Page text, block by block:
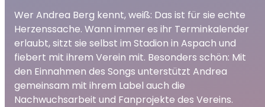
Wer Andrea Berg kennt, weiß: Das ist für sie echte
Herzenssache. Wann immer es ihr Terminkalender
erlaubt, sitzt sie selbst im Stadion in Aspach und
fiebert mit ihrem Verein mit. Besonders schön: Mit
den Einnahmen des Songs unterstützt Andrea
gemeinsam mit ihrem Label auch die
Nachwuchsarbeit und Fanprojekte des Vereins.